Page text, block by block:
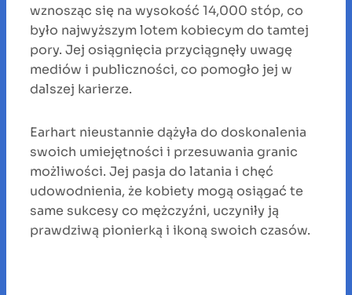
wznosząc się na wysokość 14,000 stóp, co
było najwyższym lotem kobiecym do tamtej
pory. Jej osiągnięcia przyciągnęły uwagę
mediów i publiczności, co pomogło jej w
dalszej karierze.
Earhart nieustannie dążyła do doskonalenia
swoich umiejętności i przesuwania granic
możliwości. Jej pasja do latania i chęć
udowodnienia, że kobiety mogą osiągać te
same sukcesy co mężczyźni, uczyniły ją
prawdziwą pionierką i ikoną swoich czasów.